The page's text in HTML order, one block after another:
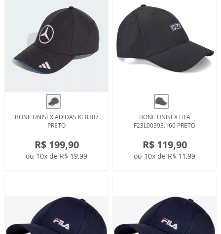
BONE UNISEX ADIDAS KE8307
PRETO
R$ 199,90
ou 10x de R$ 19,99
BONE UNISEX FILA
F23L00393.160 PRETO
R$ 119,90
ou 10x de R$ 11,99